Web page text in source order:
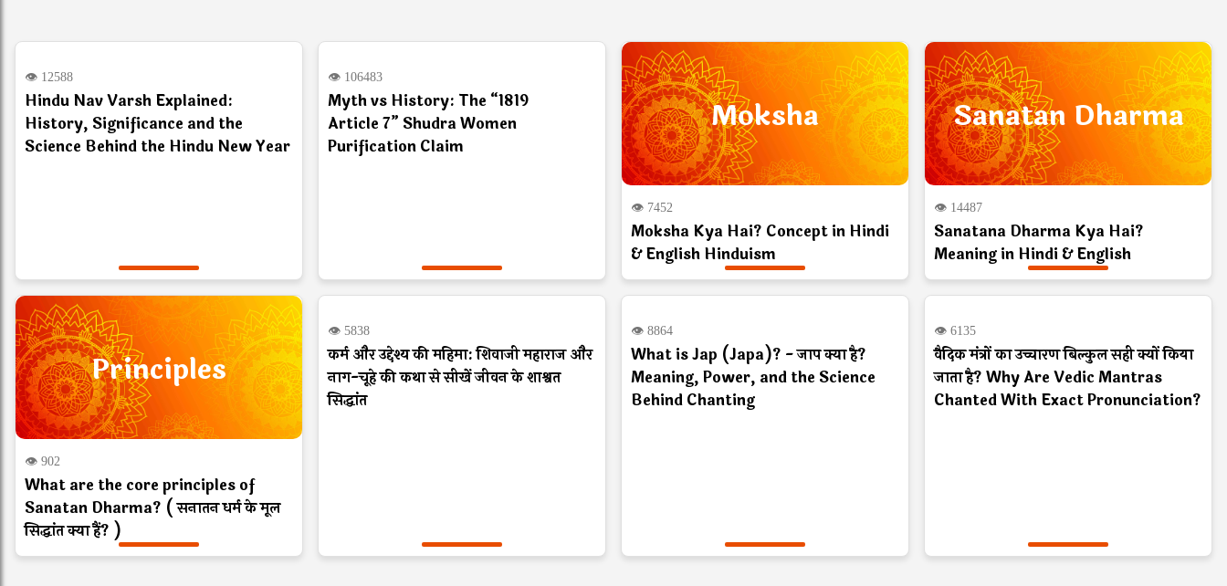
Hindu
👁 12588
Hindu Nav Varsh Explained:
History, Significance and the
Science Behind the Hindu New Year
Fact Check
👁 106483
Myth vs History: The “1819
Article 7” Shudra Women
Purification Claim
Moksha
👁 7452
Moksha Kya Hai? Concept in Hindi
& English Hinduism
Sanatan Dharma
👁 14487
Sanatana Dharma Kya Hai?
Meaning in Hindi & English
Principles
👁 902
What are the core principles of
Sanatan Dharma? ( सनातन धर्म के मूल
सिद्धांत क्या हैं? )
Inspiration
👁 5838
कर्म और उद्देश्य की महिमा: शिवाजी महाराज और
नाग-चूहे की कथा से सीखें जीवन के शाश्वत
सिद्धांत
Hindu
👁 8864
What is Jap (Japa)? - जाप क्या है?
Meaning, Power, and the Science
Behind Chanting
Hindu
👁 6135
वैदिक मंत्रों का उच्चारण बिल्कुल सही क्यों किया
जाता है? Why Are Vedic Mantras
Chanted With Exact Pronunciation?